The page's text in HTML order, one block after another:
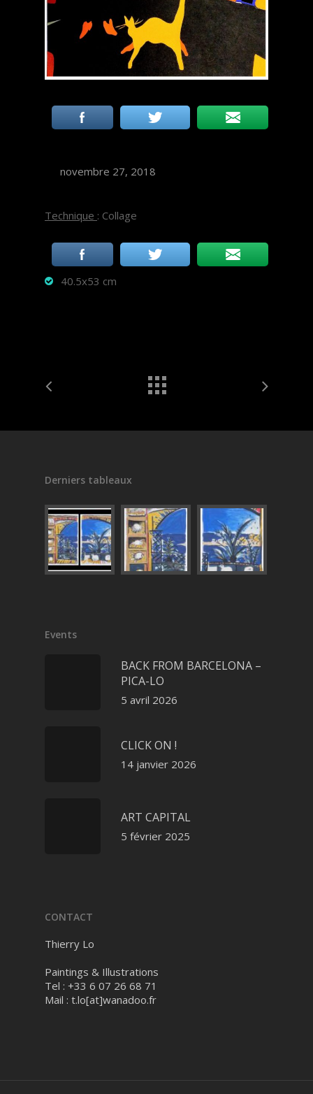
novembre 27, 2018
Technique : Collage
40.5x53 cm
Derniers tableaux
Events
BACK FROM BARCELONA –
PICA-LO
5 avril 2026
CLICK ON !
14 janvier 2026
ART CAPITAL
5 février 2025
CONTACT
Thierry Lo
Paintings & Illustrations
Tel : +33 6 07 26 68 71
Mail : t.lo[at]wanadoo.fr